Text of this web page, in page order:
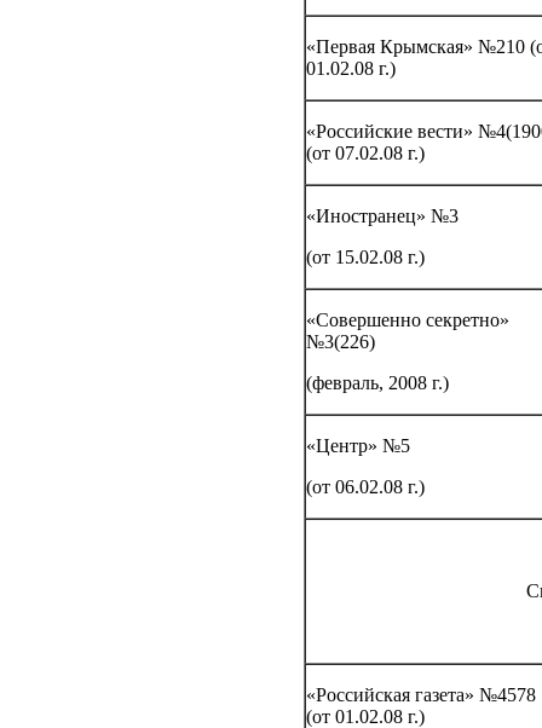
«Первая Крымская» №210
01.02.08 г.)
«Российские вести»
(от 07.02.08 г.)
«Иностранец» №3
(от 15.02.08 г.)
«Совершенно секретно»
№3(226)
(февраль, 2008 г.)
«Центр» №5
(от 06.02.08 г.)
«Российская газета» №4578
(от 01.02.08 г.)